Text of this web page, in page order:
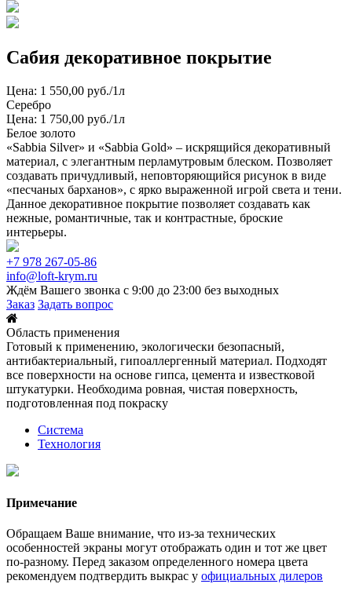
Сабия декоративное покрытие
Цена: 1 550,00 руб./1л
Серебро
Цена: 1 750,00 руб./1л
Белое золото
«Sabbia Silver» и «Sabbia Gold» – искрящийся декоративный
материал, с элегантным перламутровым блеском. Позволяет
создавать причудливый, неповторяющийся рисунок в виде
«песчаных барханов», с ярко выраженной игрой света и тени.
Данное декоративное покрытие позволяет создавать как
нежные, романтичные, так и контрастные, броские
интерьеры.
+7 978 267-05-86
info@loft-krym.ru
Ждём Вашего звонка с 9:00 до 23:00 без выходных
Заказ Задать вопрос
Область применения
Готовый к применению, экологически безопасный,
антибактериальный, гипоаллергенный материал. Подходят
все поверхности на основе гипса, цемента и известковой
штукатурки. Необходима ровная, чистая поверхность,
подготовленная под покраску
Система
Технология
Примечание
Обращаем Ваше внимание, что из-за технических
особенностей экраны могут отображать один и тот же цвет
по-разному. Перед заказом определенного номера цвета
рекомендуем подтвердить выкрас у официальных дилеров